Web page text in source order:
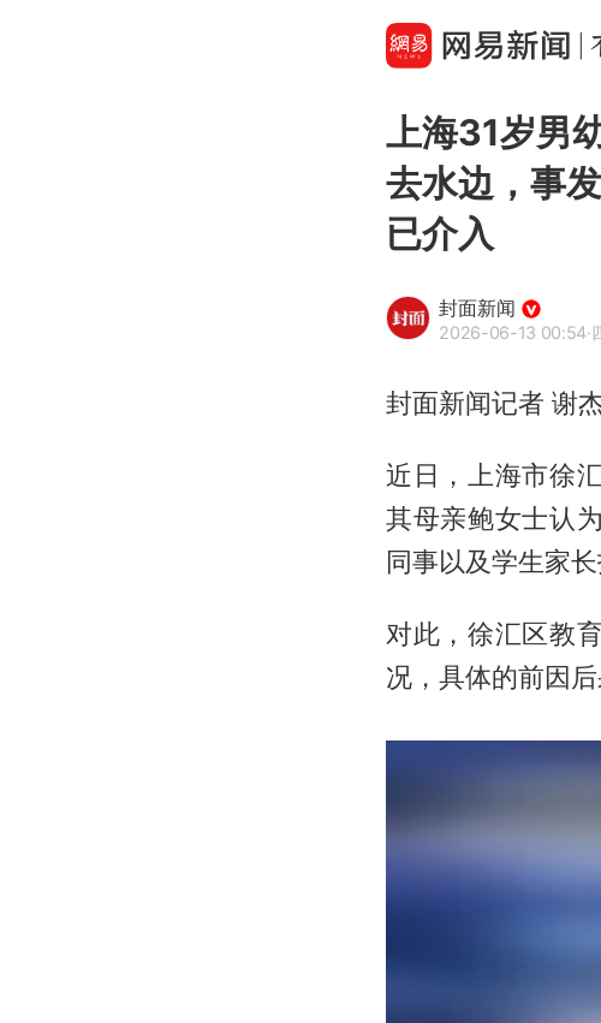
上海31岁男
去水边，事
已介入
封面新闻
2026-06-13 00:54·
封面新闻记者 谢
近日，上海市徐
其母亲鲍女士认
同事以及学生家
对此，徐汇区教
况，具体的前因后